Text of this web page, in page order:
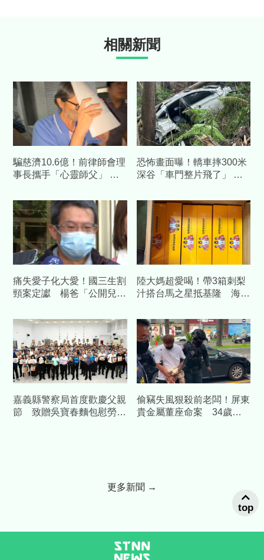
相關新聞
騙慈濟10.6億！前律師會理
事長攜手「心靈師父」 天
續押
恐怖畫面曝！轎車摔300米
深谷「車門整片飛了」 割
痛失愛子化大愛！國三生割
頸案定讞 楊爸「公開兒全
裝校園求救鈴
陸大媽超愛喝！帶3箱刺梨
汁搭台馬之星抵基隆 海巡
嘉義縣警察局首度歡慶父親
節 致贈吳寶春麵包慰勞警
偷竊失風狠殺前老闆！屏東
貴金屬董座命案 34歲前
更多新聞 →
top